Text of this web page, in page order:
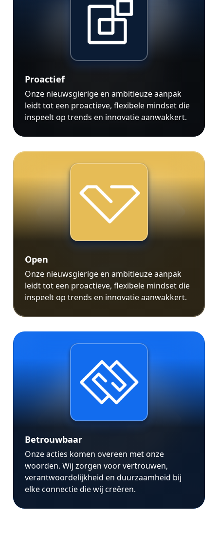
Proactief
Onze nieuwsgierige en ambitieuze aanpak
leidt tot een proactieve, flexibele mindset die
inspeelt op trends en innovatie aanwakkert.
Open
Onze nieuwsgierige en ambitieuze aanpak
leidt tot een proactieve, flexibele mindset die
inspeelt op trends en innovatie aanwakkert.
Betrouwbaar
Onze acties komen overeen met onze
woorden. Wij zorgen voor vertrouwen,
verantwoordelijkheid en duurzaamheid bij
elke connectie die wij creëren.